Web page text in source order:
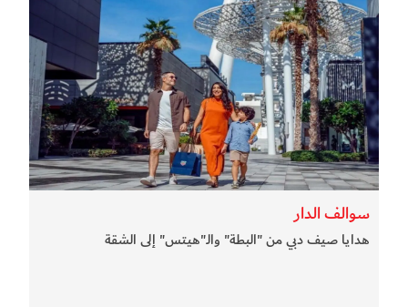
سوالف الدار
هدايا صيف دبي من "البطة" والـ"هيتس" إلى الشقة